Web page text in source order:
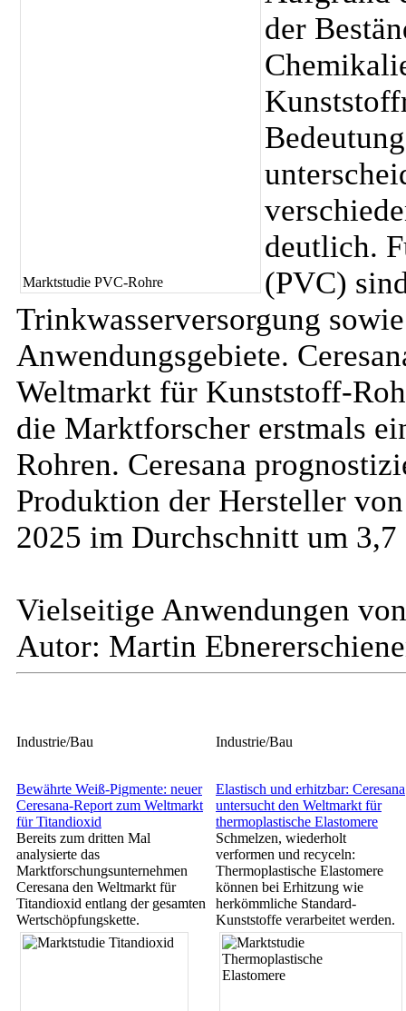
Marktstudie PVC-Rohre
der
deutlich.
(PVC)
Trinkwasserversorgung
Anwendungsgebiete.
Weltmarkt für Kunststoff-
die Marktforscher erstmals
Rohren. Ceresana
Produktion der Hersteller
2025 im Durchschnitt um
Vielseitige Anwendungen
Autor: Martin Ebner
Industrie/Bau
Bewährte Weiß-Pigmente: neuer
Ceresana-Report zum Weltmarkt
für Titandioxid
Bereits zum dritten Mal
analysierte das
Marktforschungsunternehmen
Ceresana den Weltmarkt für
Titandioxid entlang der gesamten
Wertschöpfungskette.
Industrie/Bau
Elastisch und erhitzbar: Ceresana
untersucht den Weltmarkt für
thermoplastische Elastomere
Schmelzen, wiederholt
verformen und recyceln:
Thermoplastische Elastomere
können bei Erhitzung wie
herkömmliche Standard-
Kunststoffe verarbeitet werden.